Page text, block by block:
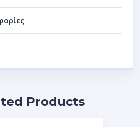
Products